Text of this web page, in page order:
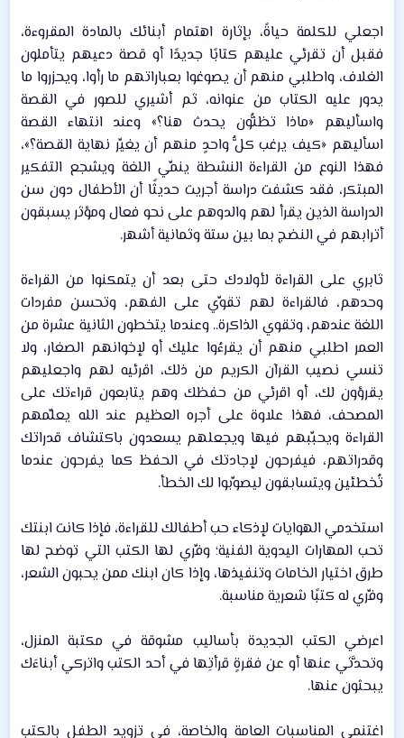
اجعلي للكلمة حياةً، بإثارة اهتمام أبنائك بالمادة المقروءة،
فقبل أن تقرئي عليهم كتابًا جديدًا أو قصة دعيهم يتأملون
الغلاف، واطلبي منهم أن يصوغوا بعباراتهم ما رأوا، ويحزروا ما
يدور عليه الكتاب من عنوانه، ثم أشيري للصور في القصة
واسأليهم «ماذا تظنُّون يحدث هنا؟» وعند انتهاء القصة
اسأليهم «كيف يرغب كلُّ واحدٍ منهم أن يغيِّر نهاية القصة؟»،
فهذا النوع من القراءة النشطة ينمِّي اللغة ويشجع التفكير
المبتكر، فقد كشفت دراسة أجريت حديثًا أن الأطفال دون سن
الدراسة الذين يقرأ لهم والدوهم على نحو فعال ومؤثر يسبقون
أترابهم في النضج بما بين ستة وثمانية أشهر.​
ثابري على القراءة لأولادك حتى بعد أن يتمكنوا من القراءة
وحدهم، فالقراءة لهم تقوِّي على الفهم، وتحسن مفردات
اللغة عندهم، وتقوي الذاكرة.. وعندما يتخطون الثانية عشرة من
العمر اطلبي منهم أن يقرءُوا عليك أو لإخوانهم الصغار، ولا
تنسي نصيب القرآن الكريم من ذلك، اقرئيه لهم واجعليهم
يقرؤون لك، أو اقرئي من حفظك وهم يتابعون قراءتك على
المصحف، فهذا علاوة على أجره العظيم عند الله يعلِّمهم
القراءة ويحبِّبهم فيها ويجعلهم يسعدون باكتشاف قدراتك
وقدراتهم، فيفرحون لإجادتك في الحفظ كما يفرحون عندما
تُخطئين ويتسابقون ليصوِّبوا لك الخطأ.​
استخدمي الهوايات لإذكاء حب أطفالك للقراءة، فإذا كانت ابنتك
تحب المهارات اليدوية الفنية؛ وفِّري لها الكتب التي توضح لها
طرق اختيار الخامات وتنفيذها، وإذا كان ابنك ممن يحبون الشعر،
وفِّري له كتبًا شعرية مناسبة.​
اعرضي الكتب الجديدة بأساليب مشوقة في مكتبة المنزل،
وتحدَّثي عنها أو عن فقرةٍ قرأتِها في أحد الكتب واتركي أبناءَك
يبحثون عنها.​
اغتنمي المناسبات العامة والخاصة، في تزويد الطفل بالكتب